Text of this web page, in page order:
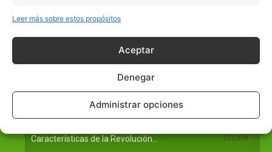
Leer más sobre estos propósitos
Aceptar
Denegar
Administrar opciones
Teoría de los Cuatro Elementos
En Historia
Las principales características... 525532
Características de la Revolución... 522309